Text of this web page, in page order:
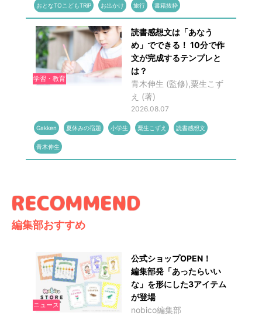
おとなTOこどもTRiP お出かけ 旅行 書籍抜粋
学習・教育
読書感想文は「あなう
め」でできる！ 10分で作
文が完成するテンプレと
は？
青木伸生 (監修),粟生こず
え (著)
2026.08.07
Gakken 夏休みの宿題 小学生 粟生こずえ 読書感想文
青木伸生
編集部おすすめ
ニュース
公式ショップOPEN！
編集部発「あったらいい
な」を形にした3アイテム
が登場
nobico編集部